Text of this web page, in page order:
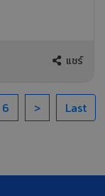
แชร์
6 > Last